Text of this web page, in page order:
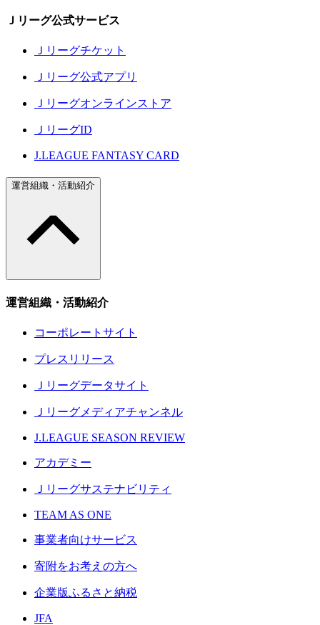
Ｊリーグ公式サービス
Ｊリーグチケット
Ｊリーグ公式アプリ
Ｊリーグオンラインストア
ＪリーグID
J.LEAGUE FANTASY CARD
運営組織・活動紹介
運営組織・活動紹介
コーポレートサイト
プレスリリース
Ｊリーグデータサイト
Ｊリーグメディアチャンネル
J.LEAGUE SEASON REVIEW
アカデミー
Ｊリーグサステナビリティ
TEAM AS ONE
事業者向けサービス
寄附をお考えの方へ
企業版ふるさと納税
JFA